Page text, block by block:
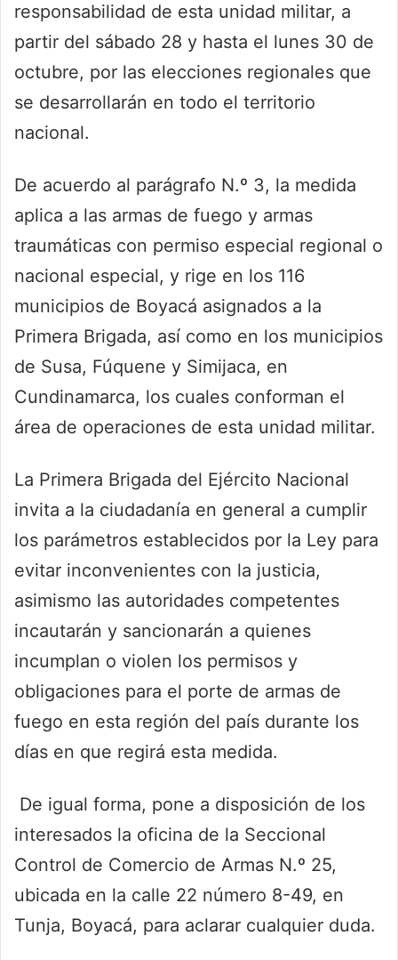
responsabilidad de esta unidad militar, a
partir del sábado 28 y hasta el lunes 30 de
octubre, por las elecciones regionales que
se desarrollarán en todo el territorio
nacional.
De acuerdo al parágrafo N.º 3, la medida
aplica a las armas de fuego y armas
traumáticas con permiso especial regional o
nacional especial, y rige en los 116
municipios de Boyacá asignados a la
Primera Brigada, así como en los municipios
de Susa, Fúquene y Simijaca, en
Cundinamarca, los cuales conforman el
área de operaciones de esta unidad militar.
La Primera Brigada del Ejército Nacional
invita a la ciudadanía en general a cumplir
los parámetros establecidos por la Ley para
evitar inconvenientes con la justicia,
asimismo las autoridades competentes
incautarán y sancionarán a quienes
incumplan o violen los permisos y
obligaciones para el porte de armas de
fuego en esta región del país durante los
días en que regirá esta medida.
De igual forma, pone a disposición de los
interesados la oficina de la Seccional
Control de Comercio de Armas N.º 25,
ubicada en la calle 22 número 8-49, en
Tunja, Boyacá, para aclarar cualquier duda.